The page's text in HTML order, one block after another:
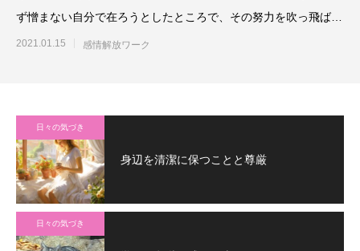
ず憎まない自分で在ろうとしたところで、その努力を吹っ飛ばす
くらいの強烈な出来事によ
2021.01.15 感情解放ワーク
日々の気づき
身辺を清潔に保つことと尊厳
日々の気づき